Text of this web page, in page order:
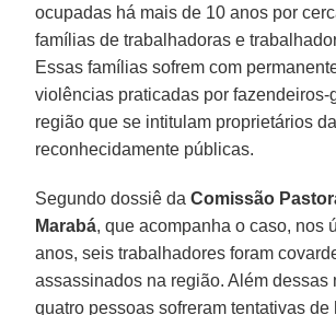
ocupadas há mais de 10 anos por
famílias de trabalhadoras e
Essas famílias sofrem com
violências praticadas por fazendeiros-
região que se intitulam proprietários
reconhecidamente públicas.
Segundo dossiê daComissão
Marabá, que acompanha o caso, nos
anos, seis trabalhadores foram
assassinados na região. Além dessas
quatro pessoas sofreram tentativas de